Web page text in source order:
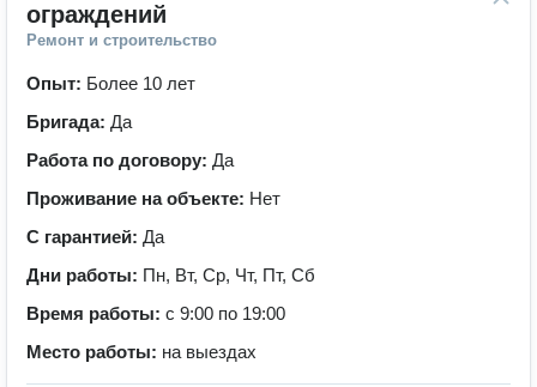
ограждений
Ремонт и строительство
Опыт: Более 10 лет
Бригада: Да
Работа по договору: Да
Проживание на объекте: Нет
С гарантией: Да
Дни работы: Пн, Вт, Ср, Чт, Пт, Сб
Время работы: с 9:00 по 19:00
Место работы: на выездах